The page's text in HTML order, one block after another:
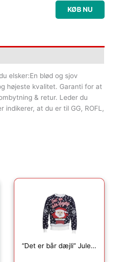
KØB NU
elsker:En blød og sjov
højeste kvalitet. Garanti for at
& retur. Leder du
indikerer, at du er til GG, ROFL,
1,499.00kr..
pris er: 1,000.00kr..
“Det er bår dæjli” Julesweateren
Den oprindelige pris
Den aktuelle